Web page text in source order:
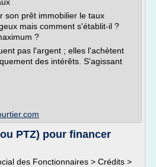
son prêt immobilier le taux
mais comment s'établit-il ?
?
pas l'argent ; elles l'achètent
des intérêts. S'agissant
PTZ) pour financer
des Fonctionnaires > Crédits >